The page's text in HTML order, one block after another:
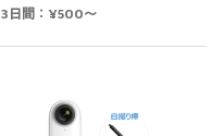
5段階中
3日間：¥500～